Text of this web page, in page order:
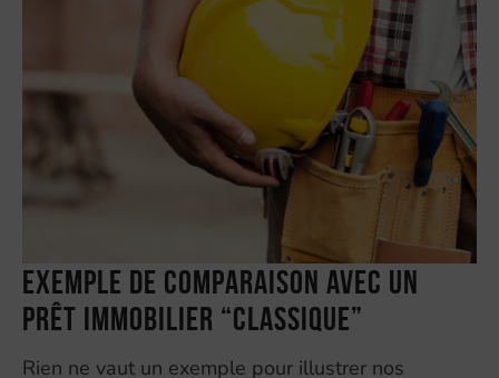
Exemple de comparaison avec un
prêt immobilier “classique”
Rien ne vaut un exemple pour illustrer nos